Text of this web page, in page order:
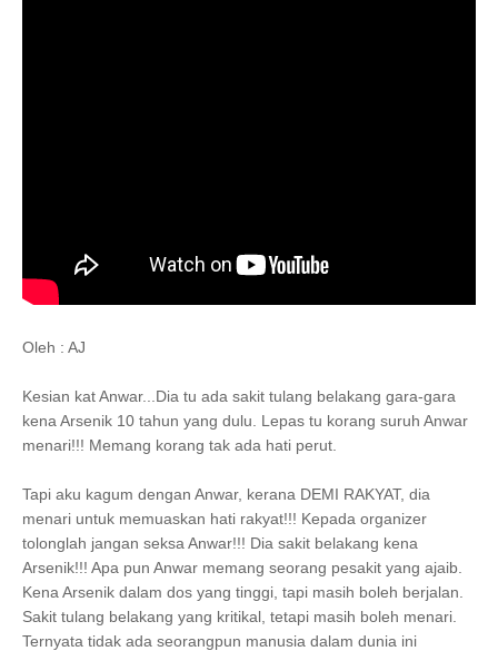
Oleh : AJ
Kesian kat Anwar...Dia tu ada sakit tulang belakang gara-gara
kena Arsenik 10 tahun yang dulu. Lepas tu korang suruh Anwar
menari!!! Memang korang tak ada hati perut.
Tapi aku kagum dengan Anwar, kerana DEMI RAKYAT, dia
menari untuk memuaskan hati rakyat!!! Kepada organizer
tolonglah jangan seksa Anwar!!! Dia sakit belakang kena
Arsenik!!! Apa pun Anwar memang seorang pesakit yang ajaib.
Kena Arsenik dalam dos yang tinggi, tapi masih boleh berjalan.
Sakit tulang belakang yang kritikal, tetapi masih boleh menari.
Ternyata tidak ada seorangpun manusia dalam dunia ini